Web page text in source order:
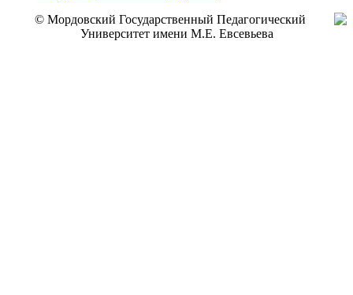
© Мордовский Государственный Педагогический
Университет имени М.Е. Евсевьева